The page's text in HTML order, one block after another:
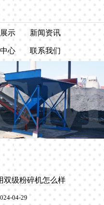
示 新闻资讯
心 联系我们
双级粉碎机怎么样
04-29